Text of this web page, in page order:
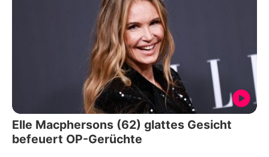
Elle Macphersons (62) glattes Gesicht
befeuert OP-Gerüchte